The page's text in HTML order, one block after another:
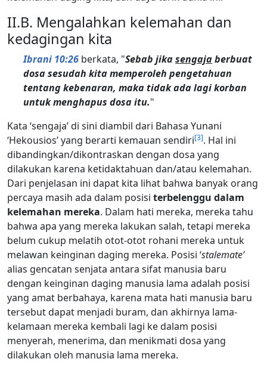
II.B. Mengalahkan kelemahan dan
kedagingan kita
Ibrani 10:26 berkata, "Sebab jikasengajaberbuat
dosa sesudah kita memperoleh pengetahuan
tentang kebenaran, maka tidak ada lagi korban
untuk menghapus dosa itu."
Kata ‘sengaja’ di sini diambil dari Bahasa Yunani
‘Hekousios’ yang berarti kemauan sendiri[3]. Hal ini
dibandingkan/dikontraskan dengan dosa yang
dilakukan karena ketidaktahuan dan/atau kelemahan.
Dari penjelasan ini dapat kita lihat bahwa banyak orang
percaya masih ada dalam posisi terbelenggu dalam
kelemahan mereka. Dalam hati mereka, mereka tahu
bahwa apa yang mereka lakukan salah, tetapi mereka
belum cukup melatih otot-otot rohani mereka untuk
melawan keinginan daging mereka. Posisi ‘stalemate’
alias gencatan senjata antara sifat manusia baru
dengan keinginan daging manusia lama adalah posisi
yang amat berbahaya, karena mata hati manusia baru
tersebut dapat menjadi buram, dan akhirnya lama-
kelamaan mereka kembali lagi ke dalam posisi
menyerah, menerima, dan menikmati dosa yang
dilakukan oleh manusia lama mereka.